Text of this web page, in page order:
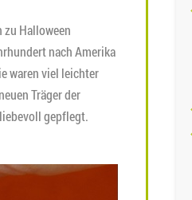
Halloween
nach Amerika
waren viel leichter
Träger der
gepflegt.